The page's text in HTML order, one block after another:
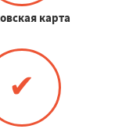
карта
✔